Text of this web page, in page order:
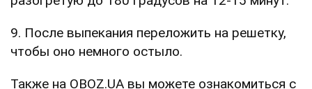
9. После выпекания переложить на решетку,
чтобы оно немного остыло.
Также на OBOZ.UA вы можете ознакомиться с